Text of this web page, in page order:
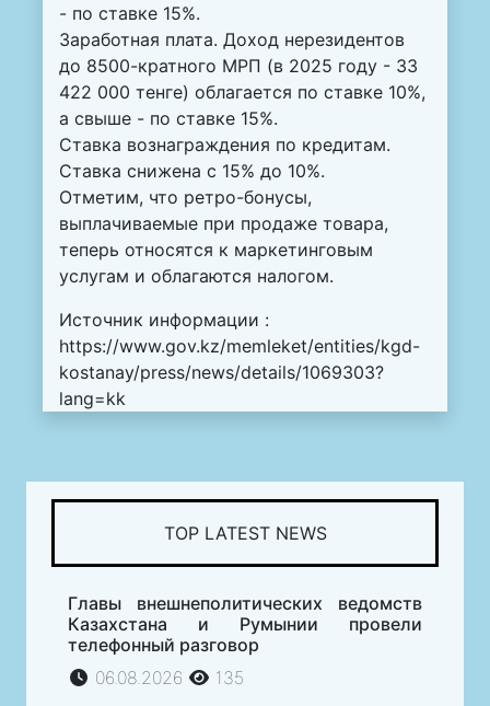
- по ставке 15%.
Заработная плата. Доход нерезидентов
до 8500-кратного МРП (в 2025 году - 33
422 000 тенге) облагается по ставке 10%,
а свыше - по ставке 15%.
Ставка вознаграждения по кредитам.
Ставка снижена с 15% до 10%.
Отметим, что ретро-бонусы,
выплачиваемые при продаже товара,
теперь относятся к маркетинговым
услугам и облагаются налогом.
Источник информации :
https://www.gov.kz/memleket/entities/kgd-
kostanay/press/news/details/1069303?
lang=kk
TOP LATEST NEWS
Главы внешнеполитических ведомств
Казахстана и Румынии провели
телефонный разговор
06.08.2026
135